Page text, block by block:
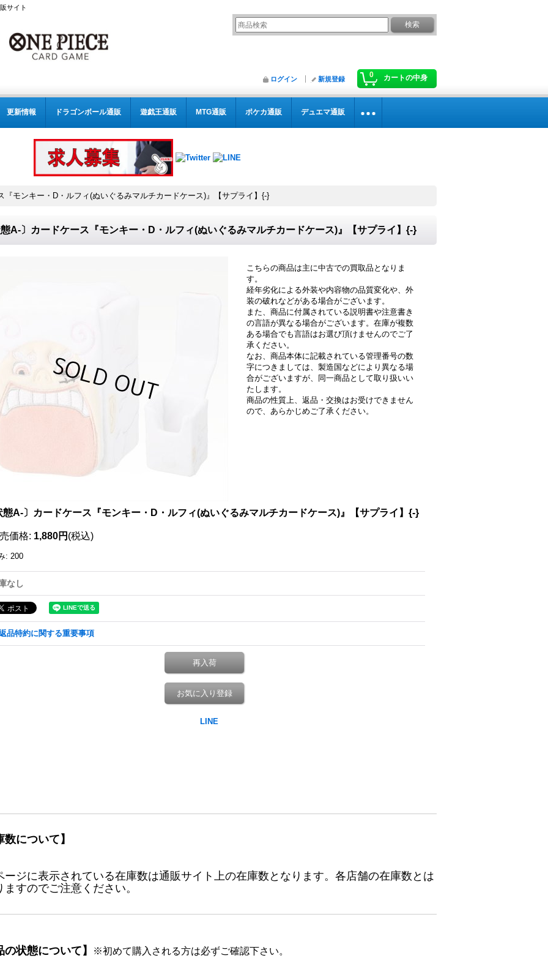
サイト
0 カートの中身
ログイン 新規登録
更新情報 ドラゴンボール通販 遊戯王通販 MTG通販 ポケカ通販 デュエマ通販
『モンキー・D・ルフィ(ぬいぐるみマルチカードケース)』【サプライ】{-}
A-〕カードケース『モンキー・D・ルフィ(ぬいぐるみマルチカードケース)』【サプライ】{-}
こちらの商品は主に中古での買取品となりま
す。
経年劣化による外装や内容物の品質変化や、外
装の破れなどがある場合がございます。
また、商品に付属されている説明書や注意書き
の言語が異なる場合がございます。在庫が複数
ある場合でも言語はお選び頂けませんのでご了
承ください。
なお、商品本体に記載されている管理番号の数
字につきましては、製造国などにより異なる場
合がございますが、同一商品として取り扱いい
たします。
商品の性質上、返品・交換はお受けできません
ので、あらかじめご了承ください。
態A-〕カードケース『モンキー・D・ルフィ(ぬいぐるみマルチカードケース)』【サプライ】{-}
価格: 1,880円 (税込)
: 200
なし
品特約に関する重要事項
再入荷
お気に入り登録
数について】
ージに表示されている在庫数は通販サイト上の在庫数となります。各店舗の在庫数とは
ますのでご注意ください。
の状態について】 ※初めて購入される方は必ずご確認下さい。